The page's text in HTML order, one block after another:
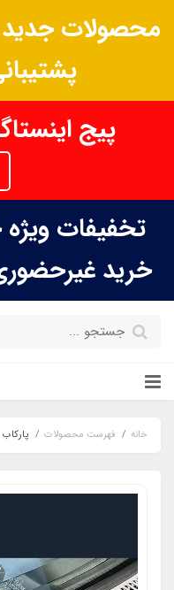
محصولات
پیج
تخفیفات
خرید
خانه فهرست محصولات پارکاب